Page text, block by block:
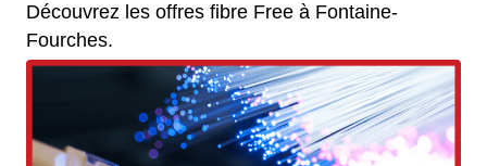
Découvrez les offres fibre Free à Fontaine-
Fourches.